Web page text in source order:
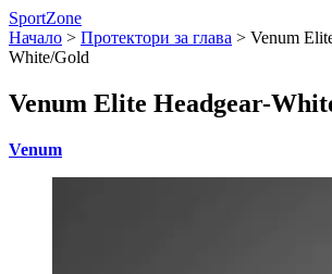
SportZone
Начало > Протектори за глава > Venum
White/Gold
Venum Elite Headgear-
Venum